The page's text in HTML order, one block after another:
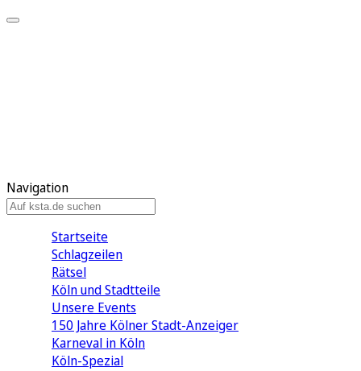
Navigation
Startseite
Schlagzeilen
Rätsel
Köln und Stadtteile
Unsere Events
150 Jahre Kölner Stadt-Anzeiger
Karneval in Köln
Köln-Spezial